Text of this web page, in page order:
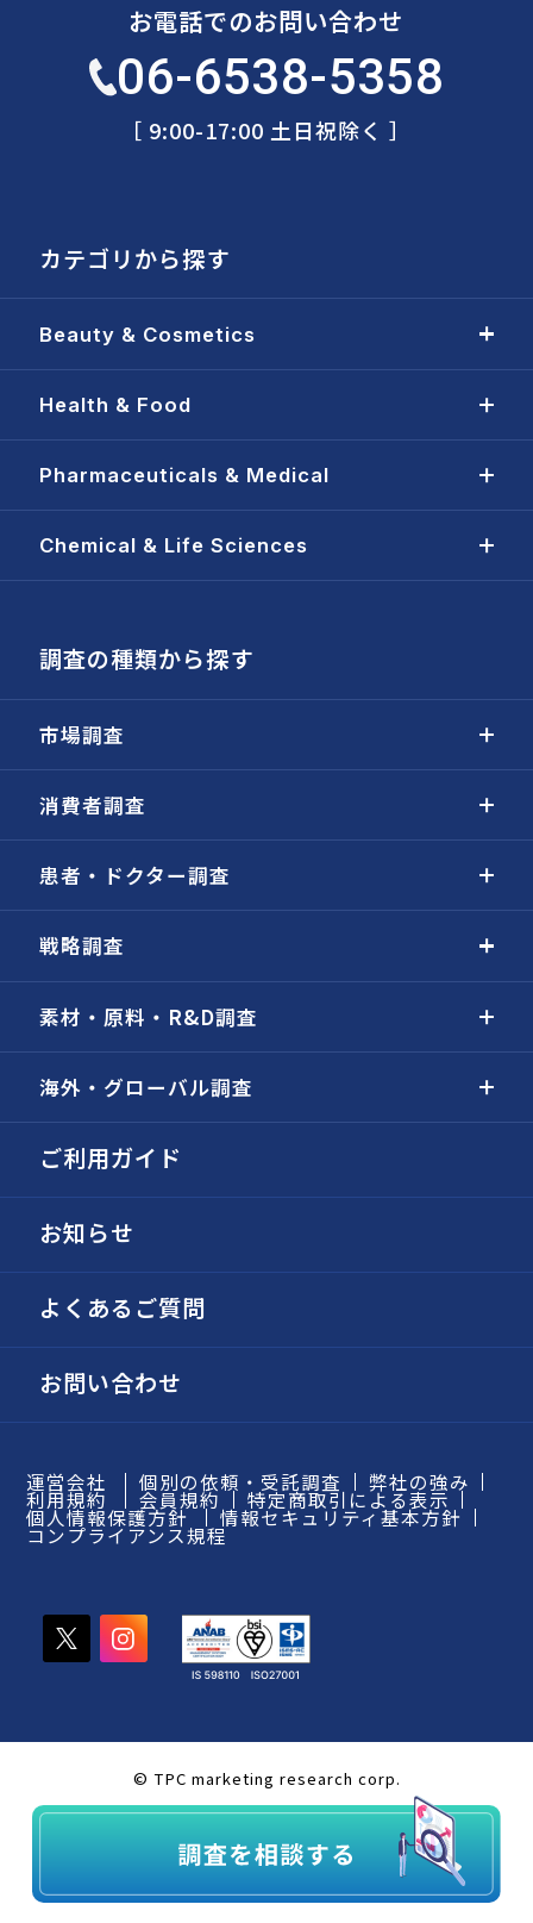
お電話でのお問い合わせ
06-6538-5358
［ 9:00-17:00 土日祝除く ］
カテゴリから探す
Beauty & Cosmetics
Health & Food
Pharmaceuticals & Medical
Chemical & Life Sciences
調査の種類から探す
市場調査
消費者調査
患者・ドクター調査
戦略調査
素材・原料・R&D調査
海外・グローバル調査
ご利用ガイド
お知らせ
よくあるご質問
お問い合わせ
運営会社 個別の依頼・受託調査 弊社の強み
利用規約 会員規約 特定商取引による表示
個人情報保護方針 情報セキュリティ基本方針
コンプライアンス規程
© TPC marketing research corp.